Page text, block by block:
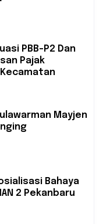
PBB-P2 Dan
Pajak
Mayjen
Bahaya
2 Pekanbaru